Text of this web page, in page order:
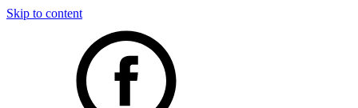
Skip to content